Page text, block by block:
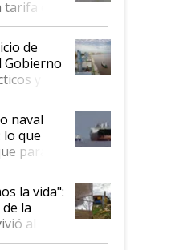
de
de
Gobierno
y
de
naval
lo que
parado
la vida":
la
al